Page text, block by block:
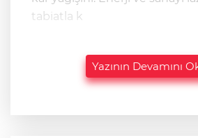
tabiatla k
Yazının Devamını